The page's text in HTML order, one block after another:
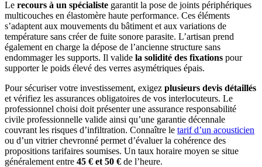
Le recours à un spécialiste garantit la pose de joints périphériques
multicouches en élastomère haute performance. Ces éléments
s’adaptent aux mouvements du bâtiment et aux variations de
température sans créer de fuite sonore parasite. L’artisan prend
également en charge la dépose de l’ancienne structure sans
endommager les supports. Il valide la solidité des fixations pour
supporter le poids élevé des verres asymétriques épais.
Pour sécuriser votre investissement, exigez plusieurs devis détaillés
et vérifiez les assurances obligatoires de vos interlocuteurs. Le
professionnel choisi doit présenter une assurance responsabilité
civile professionnelle valide ainsi qu’une garantie décennale
couvrant les risques d’infiltration. Connaître le tarif d’un acousticien
ou d’un vitrier chevronné permet d’évaluer la cohérence des
propositions tarifaires soumises. Un taux horaire moyen se situe
généralement entre 45 € et 50 € de l’heure.